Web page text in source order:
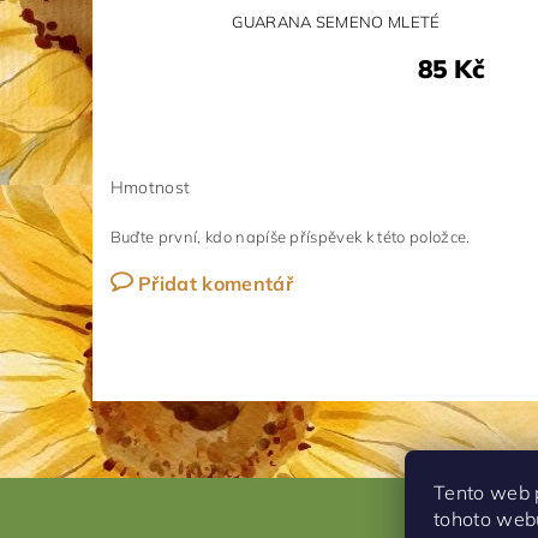
GUARANA SEMENO MLETÉ
85 Kč
Hmotnost
Buďte první, kdo napíše příspěvek k této položce.
Přidat komentář
Tento web
tohoto